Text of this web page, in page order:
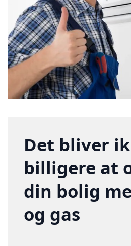
Det bliver
billigere at
din bolig
og gas